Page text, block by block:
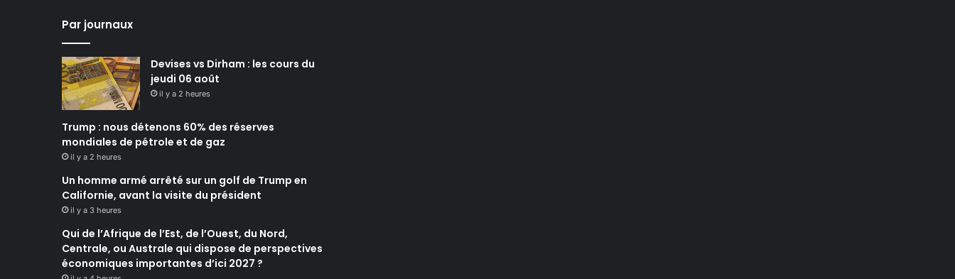
Par journaux
Devises vs Dirham : les cours du
jeudi 06 août
il y a 2 heures
Trump : nous détenons 60% des réserves
mondiales de pétrole et de gaz
il y a 2 heures
Un homme armé arrêté sur un golf de Trump en
Californie, avant la visite du président
il y a 3 heures
Qui de l’Afrique de l’Est, de l’Ouest, du Nord,
Centrale, ou Australe qui dispose de perspectives
économiques importantes d’ici 2027 ?